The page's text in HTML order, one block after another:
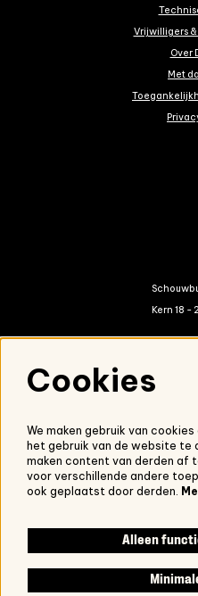
Vrijwilligers
Over
Met
Kern 18 -
Onze nieuwsbrief
Cookies
We maken gebruik van
het gebruik van de website te
maken content van derden af
voor verschillende andere
ook geplaatst door derden.
Alleen